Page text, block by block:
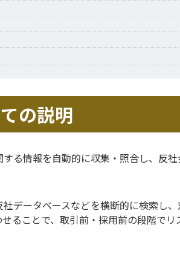
の説明
る情報を自動的に収集・照合し、反
データベースなどを横断的に検索し
ることで、取引前・採用前の段階でリ